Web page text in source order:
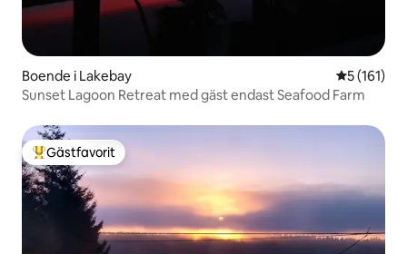
Boende i Lakebay 5 av 5 i
5 (161)
Sunset Lagoon Retreat med gäst endast Seafood Farm
Populär gästfavorit
Gästfavorit